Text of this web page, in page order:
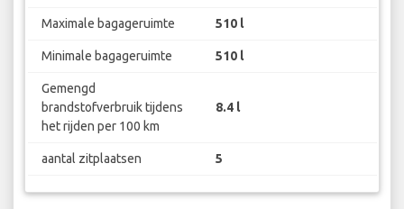
Maximale bagageruimte 510 l
Minimale bagageruimte 510 l
Gemengd
brandstofverbruik tijdens
het rijden per 100 km
8.4 l
aantal zitplaatsen 5